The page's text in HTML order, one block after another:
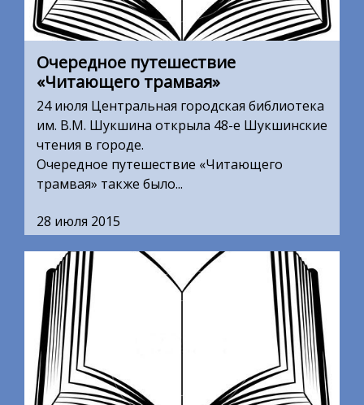
Очередное путешествие
«Читающего трамвая»
24 июля Центральная городская библиотека
им. В.М. Шукшина открыла 48-е Шукшинские
чтения в городе.
Очередное путешествие «Читающего
трамвая» также было...
28 июля 2015